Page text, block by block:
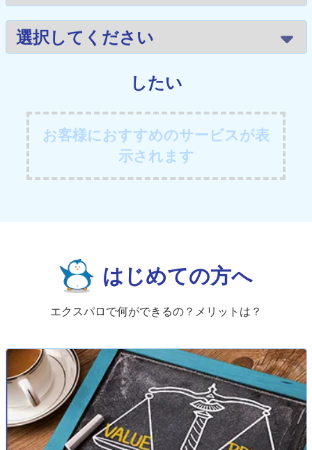
したい
お客様におすすめのサービスが表
示されます
はじめての方へ
エクスパロで何ができるの？メリットは？